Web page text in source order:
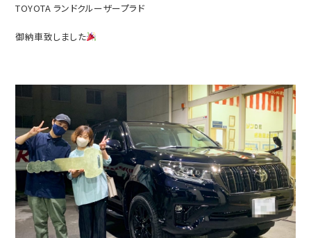
TOYOTA ランドクルーザープラド
御納車致しました